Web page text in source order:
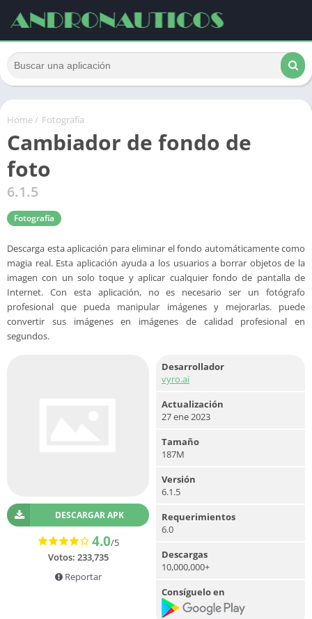
Home/ Fotografía
Cambiador de fondo de
foto
6.1.5
Fotografía
Descarga esta aplicación para eliminar el fondo automáticamente como
magia real. Esta aplicación ayuda a los usuarios a borrar objetos de la
imagen con un solo toque y aplicar cualquier fondo de pantalla de
Internet. Con esta aplicación, no es necesario ser un fotógrafo
profesional que pueda manipular imágenes y mejorarlas. puede
convertir sus imágenes en imágenes de calidad profesional en
segundos.
DESCARGAR APK
4.0/5
Votos: 233,735
Reportar
Desarrollador
vyro.ai
Actualización
27 ene 2023
Tamaño
187M
Versión
6.1.5
Requerimientos
6.0
Descargas
10,000,000+
Consíguelo en